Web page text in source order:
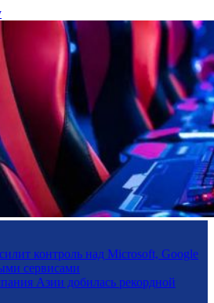
контроль над Microsoft, Google
сервисами
Азии добилась рекордной